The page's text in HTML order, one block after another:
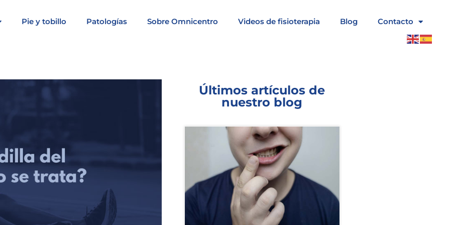
Pie y tobillo Patologías Sobre Omnicentro Videos de fisioterapia Blog Contacto
Últimos artículos de
nuestro blog